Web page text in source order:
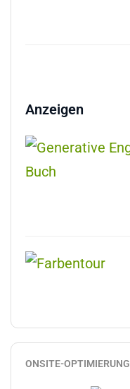
Anzeigen
ONSITE-OPTIMIERUNG